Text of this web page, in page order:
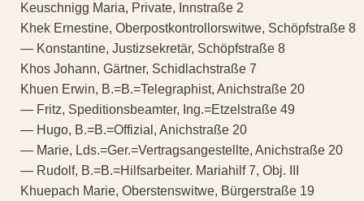
Keuschnigg Maria, Private, Innstraße 2
Khek Ernestine, Oberpostkontrollorswitwe, Schöpfstraße 8
— Konstantine, Justizsekretär, Schöpfstraße 8
Khos Johann, Gärtner, Schidlachstraße 7
Khuen Erwin, B.=B.=Telegraphist, Anichstraße 20
— Fritz, Speditionsbeamter, Ing.=Etzelstraße 49
— Hugo, B.=B.=Offizial, Anichstraße 20
— Marie, Lds.=Ger.=Vertragsangestellte, Anichstraße 20
— Rudolf, B.=B.=Hilfsarbeiter. Mariahilf 7, Obj. III
Khuepach Marie, Oberstenswitwe, Bürgerstraße 19